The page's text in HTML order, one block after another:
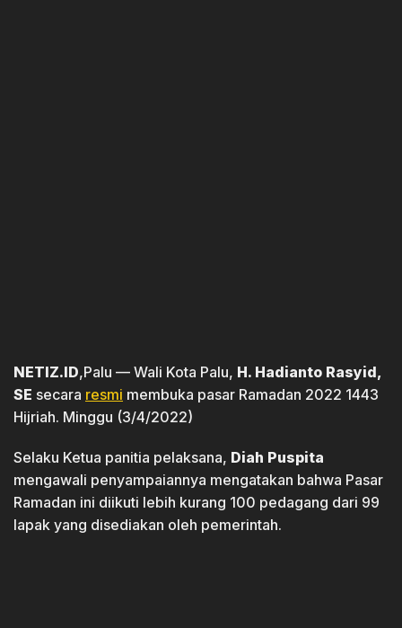
NETIZ.ID,Palu — Wali Kota Palu, H. Hadianto Rasyid,
SE secara resmi membuka pasar Ramadan 2022 1443
Hijriah. Minggu (3/4/2022)
Selaku Ketua panitia pelaksana, Diah Puspita
mengawali penyampaiannya mengatakan bahwa Pasar
Ramadan ini diikuti lebih kurang 100 pedagang dari 99
lapak yang disediakan oleh pemerintah.